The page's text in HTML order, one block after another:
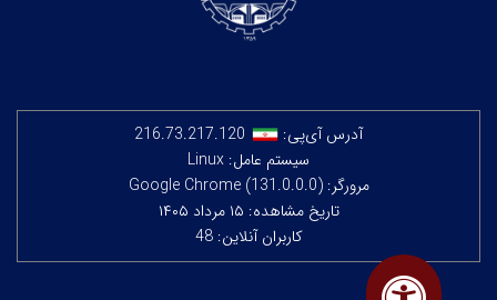
آدرس آی‌پی:
216.73.217.120
سیستم عامل: Linux
مرورگر: Google Chrome (131.0.0.0)
تاریخ مشاهده: ۱۵ مرداد ۱۴۰۵
کاربران آنلاین: 48